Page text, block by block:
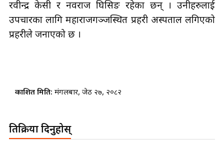
रवीन्द्र केसी र नवराज घिसिङ रहेका छन् । उनीहरुलाई
उपचारका लागि महाराजगञ्जस्थित प्रहरी अस्पताल लगिएको
प्रहरीले जनाएको छ ।
प्रकाशित मिति: मंगलबार, जेठ २७, २०८२
प्रतिक्रिया दिनुहोस्